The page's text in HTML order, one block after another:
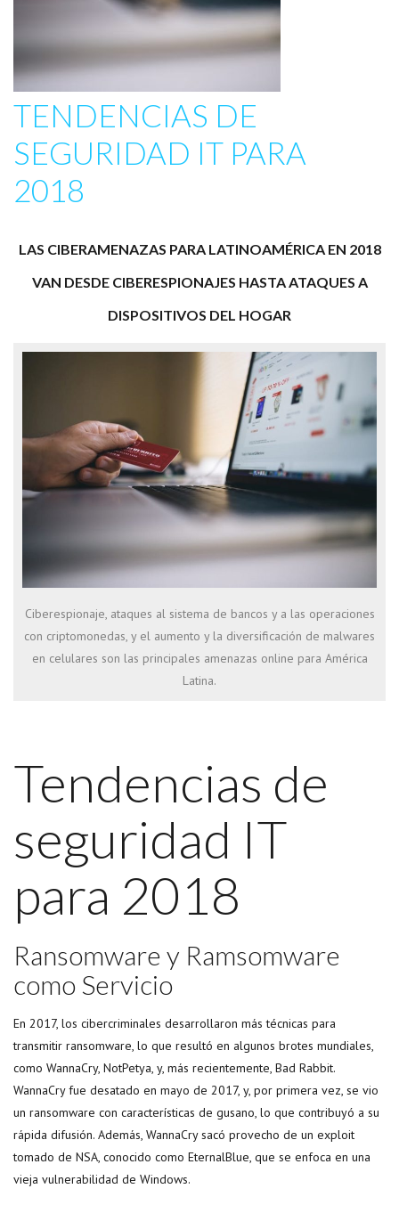
TENDENCIAS DE
SEGURIDAD IT PARA
2018
LAS CIBERAMENAZAS PARA LATINOAMÉRICA EN 2018
VAN DESDE CIBERESPIONAJES HASTA ATAQUES A
DISPOSITIVOS DEL HOGAR
Ciberespionaje, ataques al sistema de bancos y a las operaciones
con criptomonedas, y el aumento y la diversificación de malwares
en celulares son las principales amenazas online para América
Latina.
Tendencias de
seguridad IT
para 2018
Ransomware y Ramsomware
como Servicio
En 2017, los cibercriminales desarrollaron más técnicas para
transmitir ransomware, lo que resultó en algunos brotes mundiales,
como WannaCry, NotPetya, y, más recientemente, Bad Rabbit.
WannaCry fue desatado en mayo de 2017, y, por primera vez, se vio
un ransomware con características de gusano, lo que contribuyó a su
rápida difusión. Además, WannaCry sacó provecho de un exploit
tomado de NSA, conocido como EternalBlue, que se enfoca en una
vieja vulnerabilidad de Windows.